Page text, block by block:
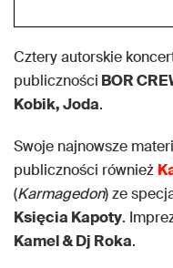
Cztery autorskie
publiczności BOR
Kobik, Joda.
Swoje najnowsze
publiczności również
(Karmagedon) ze
Księcia Kapoty.
Kamel & Dj Roka.